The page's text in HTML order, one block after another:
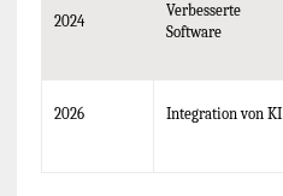
2024
Verbesserte
Software
2026 Integration von KI